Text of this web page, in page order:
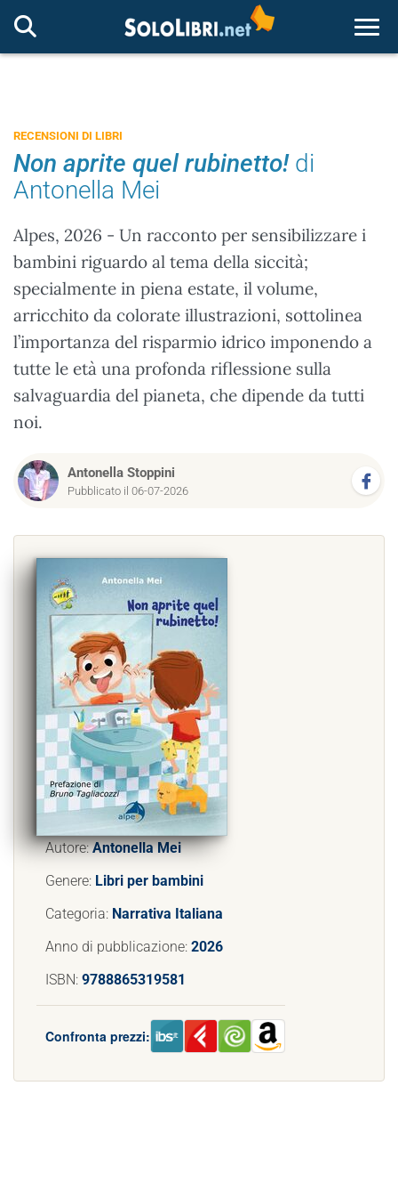
RECENSIONI DI LIBRI
Non aprite quel rubinetto!di
Antonella Mei
Alpes, 2026 - Un racconto per sensibilizzare i
bambini riguardo al tema della siccità;
specialmente in piena estate, il volume,
arricchito da colorate illustrazioni, sottolinea
l’importanza del risparmio idrico imponendo a
tutte le età una profonda riflessione sulla
salvaguardia del pianeta, che dipende da tutti
noi.
Antonella Stoppini
Pubblicato il 06-07-2026
Autore:Antonella Mei
Genere: Libri per bambini
Categoria: Narrativa Italiana
Anno di pubblicazione: 2026
ISBN: 9788865319581
Confronta prezzi: